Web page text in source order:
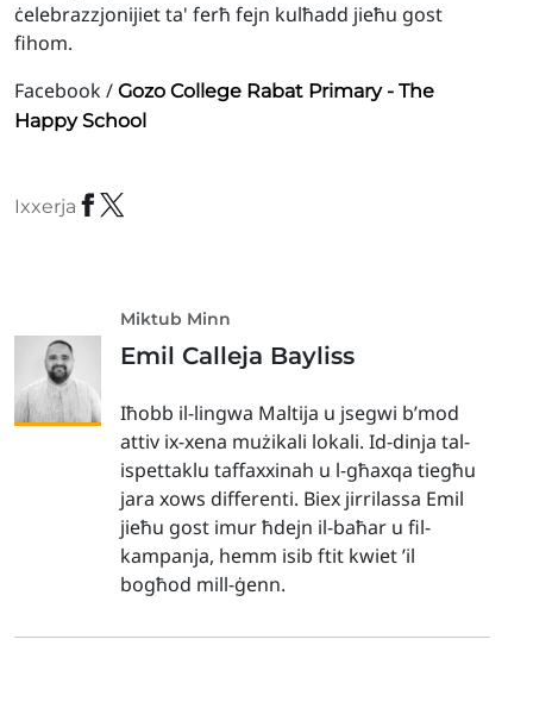
ċelebrazzjonijiet ta' ferħ fejn kulħadd jieħu gost
fihom.
Facebook / Gozo College Rabat Primary - The
Happy School
Ixxerja
Miktub Minn
Emil Calleja Bayliss
Iħobb il-lingwa Maltija u jsegwi b’mod
attiv ix-xena mużikali lokali. Id-dinja tal-
ispettaklu taffaxxinah u l-għaxqa tiegħu
jara xows differenti. Biex jirrilassa Emil
jieħu gost imur ħdejn il-baħar u fil-
kampanja, hemm isib ftit kwiet ’il
bogħod mill-ġenn.